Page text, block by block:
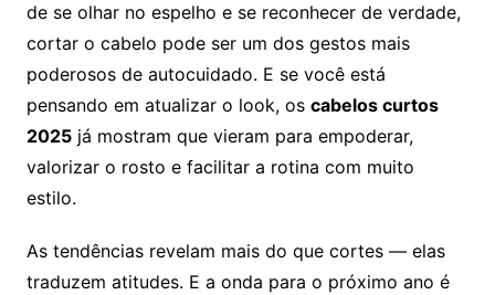
de se olhar no espelho e se reconhecer de verdade,
cortar o cabelo pode ser um dos gestos mais
poderosos de autocuidado. E se você está
pensando em atualizar o look, os cabelos curtos
2025já mostram que vieram para empoderar,
valorizar o rosto e facilitar a rotina com muito
estilo.
As tendências revelam mais do que cortes — elas
traduzem atitudes. E a onda para o próximo ano é